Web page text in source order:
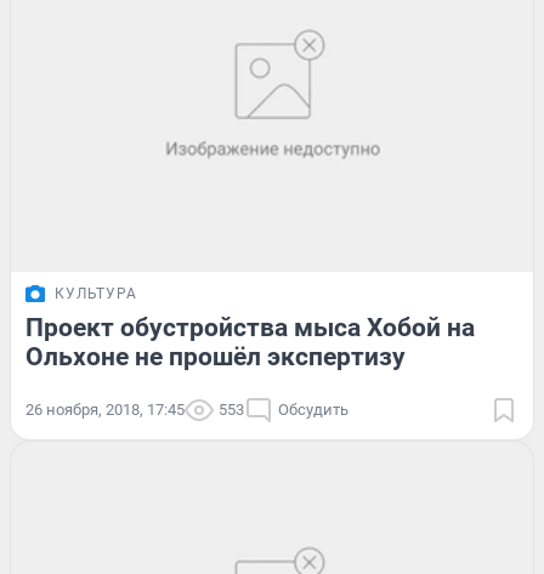
КУЛЬТУРА
Проект обустройства мыса Хобой на
Ольхоне не прошёл экспертизу
26 ноября, 2018, 17:45 553 Обсудить